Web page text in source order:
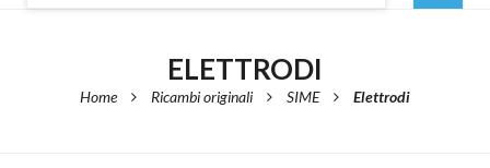
ELETTRODI
Home Ricambi originali SIME Elettrodi